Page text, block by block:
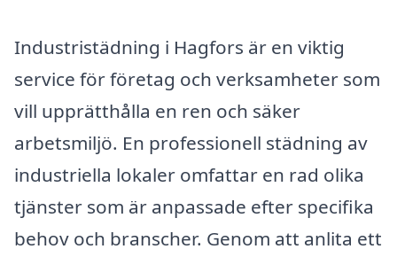
Industristädning i Hagfors är en viktig
service för företag och verksamheter som
vill upprätthålla en ren och säker
arbetsmiljö. En professionell städning av
industriella lokaler omfattar en rad olika
tjänster som är anpassade efter specifika
behov och branscher. Genom att anlita ett